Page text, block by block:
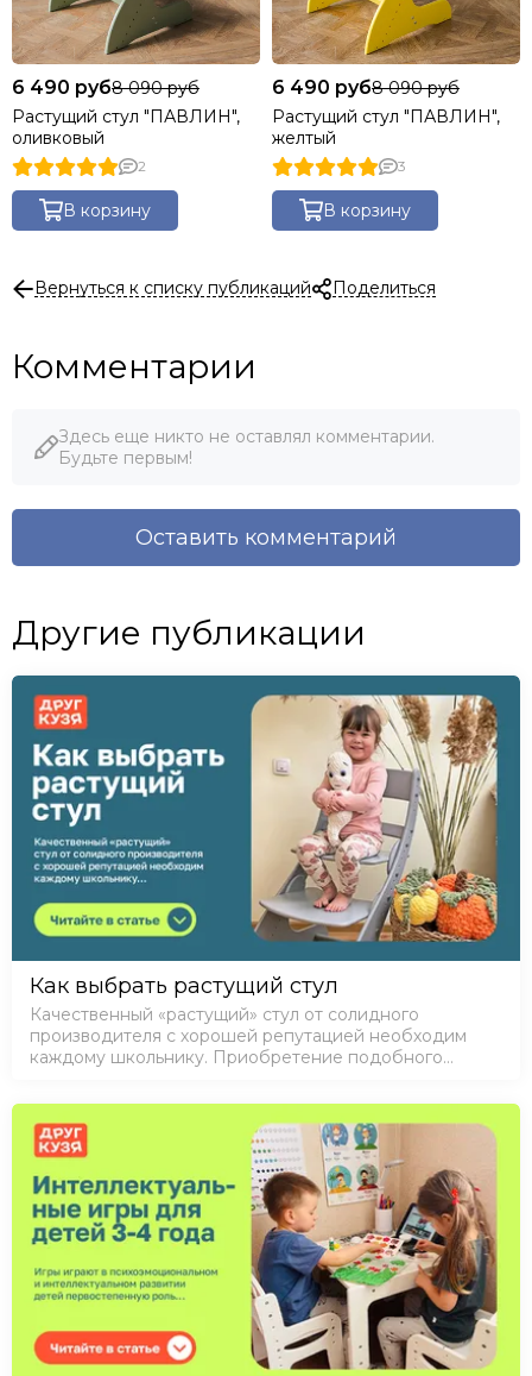
6 490 руб8 090 руб
Растущий стул "ПАВЛИН",
оливковый
2
В корзину
6 490 руб8 090 руб
Растущий стул "ПАВЛИН",
желтый
3
В корзину
Вернуться к списку публикаций Поделиться
Комментарии
Здесь еще никто не оставлял комментарии.
Будьте первым!
Оставить комментарий
Другие публикации
Как выбрать растущий стул
Качественный «растущий» стул от солидного
производителя с хорошей репутацией необходим
каждому школьнику. Приобретение подобного
очередь, отпадает необходимость в замене мебели
к…